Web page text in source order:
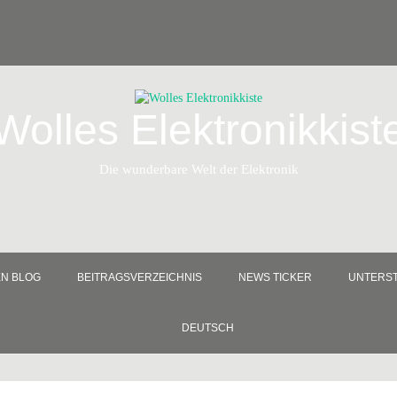
Die wunderbare Welt der Elektronik
BLOG BEITRAGSVERZEICHNIS NEWS TICKER
DEUTSCH